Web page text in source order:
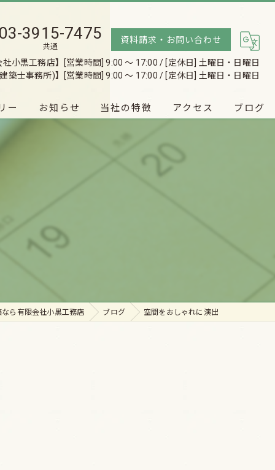
3915-7475
共通
資料請求・お問い合わせ
小黒工務店】
[営業時間] 9:00 〜 17:00 / [定休日] 土曜日・日曜日
築士事務所)】
[営業時間] 9:00 〜 17:00 / [定休日] 土曜日・日曜日
ー お知らせ 当社の特徴 アクセス
有限会社小黒工務店(一級建築士事務所)
ブログ
ら有限会社小黒工務店 ブログ 空間をおしゃれに演出